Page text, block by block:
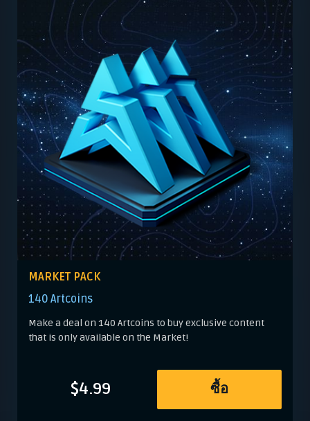
MARKET PACK
140 Artcoins
Make a deal on 140 Artcoins to buy exclusive content
that is only available on the Market!
$4.99 ซื้อ